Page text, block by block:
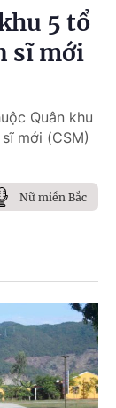
5 tổ
sĩ mới
Quân khu
mới (CSM)
Nữ miền Bắc